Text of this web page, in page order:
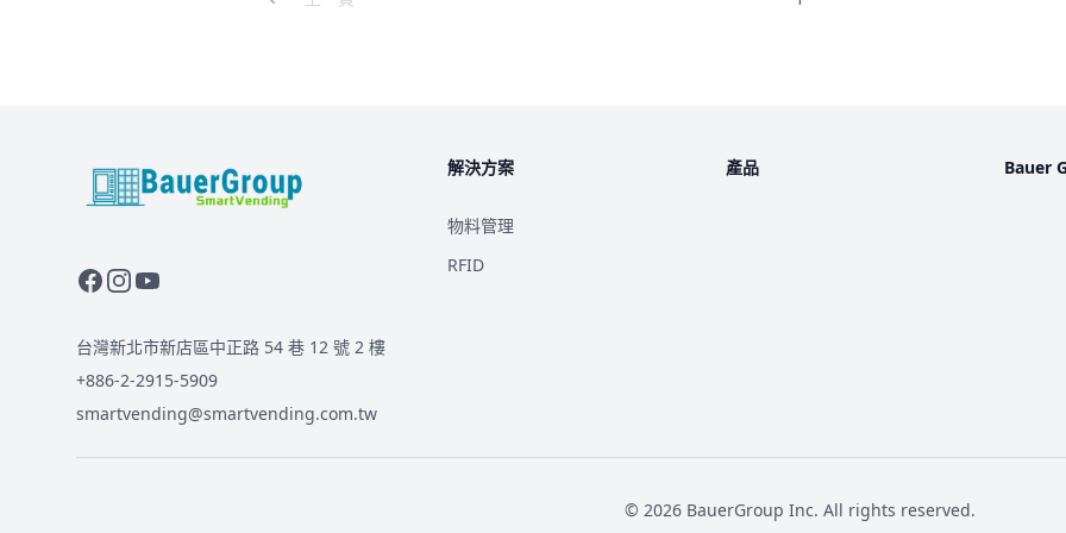
BauerGroup Tech
台灣新北市新店區中正路 54 巷 12 號 2 樓
+886-2-2915-5909
smartvending@smartvending.com.tw
解決方案
物料管理
RFID
產品 Bauer
© 2026BauerGroup Inc. All rights reserved.